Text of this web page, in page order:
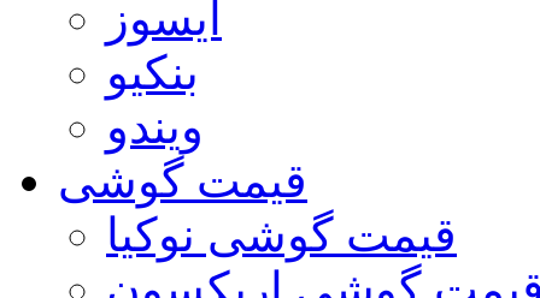
ایسوز
بنکیو
ویندو
قیمت گوشی
قیمت گوشی نوكيا